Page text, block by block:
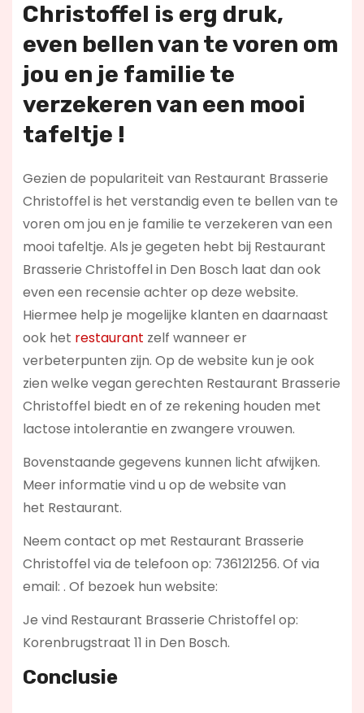
Christoffel is erg druk,
even bellen van te voren om
jou en je familie te
verzekeren van een mooi
tafeltje !
Gezien de populariteit van Restaurant Brasserie
Christoffel is het verstandig even te bellen van te
voren om jou en je familie te verzekeren van een
mooi tafeltje. Als je gegeten hebt bij Restaurant
Brasserie Christoffel in Den Bosch laat dan ook
even een recensie achter op deze website.
Hiermee help je mogelijke klanten en daarnaast
ook het restaurant zelf wanneer er
verbeterpunten zijn. Op de website kun je ook
zien welke vegan gerechten Restaurant Brasserie
Christoffel biedt en of ze rekening houden met
lactose intolerantie en zwangere vrouwen.
Bovenstaande gegevens kunnen licht afwijken.
Meer informatie vind u op de website van
het Restaurant.
Neem contact op met Restaurant Brasserie
Christoffel via de telefoon op: 736121256. Of via
email: . Of bezoek hun website:
Je vind Restaurant Brasserie Christoffel op:
Korenbrugstraat 11 in Den Bosch.
Conclusie